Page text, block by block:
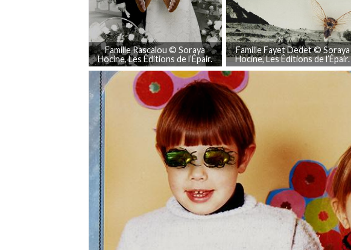
Famille Rascalou © Soraya
Hocine, Les Éditions de l’Épair.
Famille Fayet Dedet © Soraya
Hocine, Les Éditions de l’Épair.